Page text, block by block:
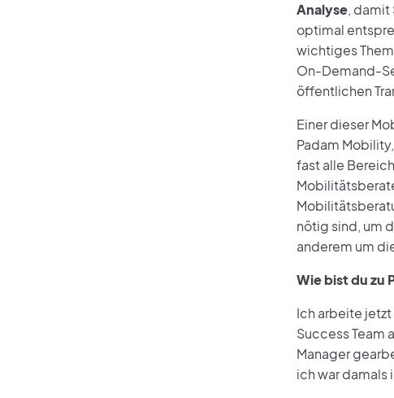
Analyse, damit
optimal
wichtiges
On-Demand-
öffentlichen
Einer dieser
Padam
fast alle
nötig sind, um
anderem um
Wie bist du zu
Ich arbeite jetzt
Success Team
Manager
ich war damals